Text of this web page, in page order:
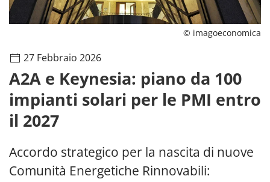
© imagoeconomica
27 Febbraio 2026
A2A e Keynesia: piano da 100
impianti solari per le PMI entro
il 2027
Accordo strategico per la nascita di nuove
Comunità Energetiche Rinnovabili: